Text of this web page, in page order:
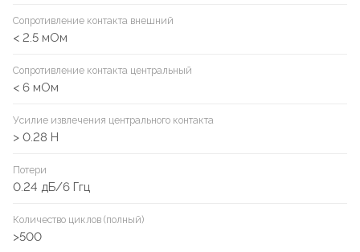
Сопротивление контакта внешний
< 2.5 мОм
Сопротивление контакта центральный
< 6 мОм
Усилие извлечения центрального контакта
> 0.28 Н
Потери
0.24 дБ/6 Ггц
Количество циклов (полный)
>500